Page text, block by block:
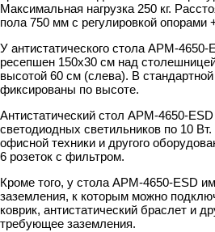
Максимальная нагрузка 250 кг.
пола 750 мм с регулировкой опорами
У антистатического стола АРМ-4650-
ресепшен 150х30 см над
высотой 60 см (слева). В
фиксированы по высоте.
Антистатический стол АРМ-4650-
светодиодных светильников по 10
офисной техники и другого
6 розеток с фильтром.
Кроме того, у стола АРМ-4650-ESD
заземления, к которым можно
коврик, антистатический браслет и
требующее заземления.